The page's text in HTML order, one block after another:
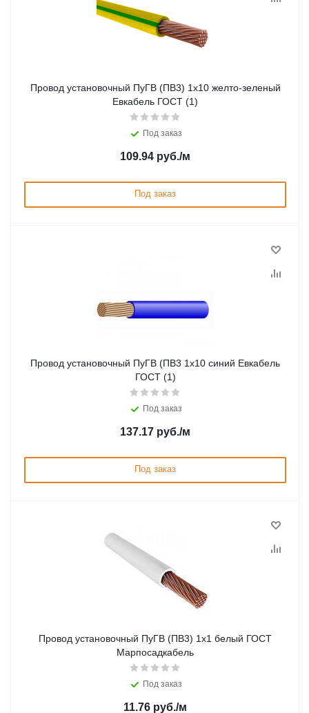
Провод установочный ПуГВ (ПВ3) 1х10 желто-зеленый
Евкабель ГОСТ (1)
Под заказ
109.94 руб./м
Под заказ
Провод установочный ПуГВ (ПВ3 1х10 синий Евкабель
ГОСТ (1)
Под заказ
137.17 руб./м
Под заказ
Провод установочный ПуГВ (ПВ3) 1х1 белый ГОСТ
Марпосадкабель
Под заказ
11.76 руб./м